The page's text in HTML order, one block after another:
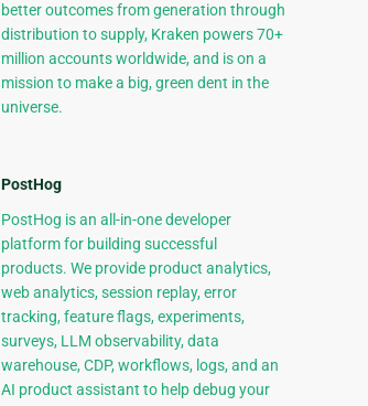
better outcomes from generation through
distribution to supply, Kraken powers 70+
million accounts worldwide, and is on a
mission to make a big, green dent in the
universe.
PostHog
PostHog is an all-in-one developer
platform for building successful
products. We provide product analytics,
web analytics, session replay, error
tracking, feature flags, experiments,
surveys, LLM observability, data
warehouse, CDP, workflows, logs, and an
AI product assistant to help debug your